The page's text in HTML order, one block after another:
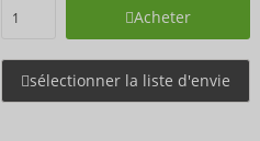
Acheter
sélectionner la liste d'envie